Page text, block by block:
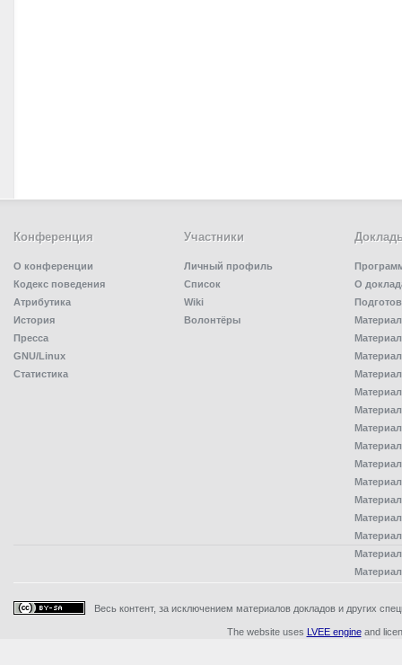
Конференция
О конференции
Кодекс поведения
Атрибутика
История
Пресса
GNU/Linux
Статистика
Участники
Личный профиль
Список
Wiki
Волонтёры
О
Весь контент, за исключением материалов докладов и других
The website uses LVEE engineand